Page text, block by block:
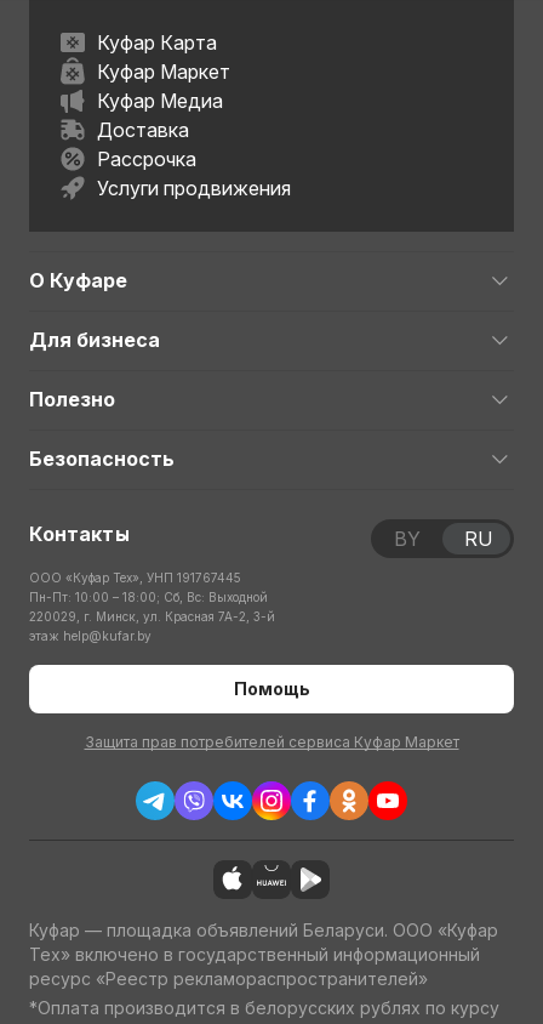
Куфар Карта
Куфар Маркет
Куфар Медиа
Доставка
Рассрочка
Услуги продвижения
О Куфаре
Для бизнеса
Полезно
Безопасность
Контакты
ООО «Куфар Тех», УНП 191767445
Пн-Пт: 10:00 – 18:00; Сб, Вс: Выходной
220029, г. Минск, ул. Красная 7А-2, 3-й
этаж help@kufar.by
Помощь
Защита прав потребителей сервиса Куфар Маркет
BY RU
Куфар — площадка объявлений Беларуси. ООО «Куфар
Тех» включено в государственный информационный
ресурс «Реестр рекламораспространителей»
*Оплата производится в белорусских рублях по курсу